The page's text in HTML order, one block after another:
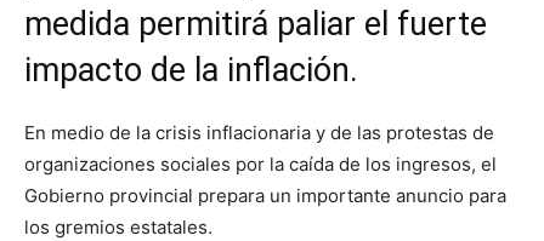
medida permitirá paliar el fuerte
impacto de la inflación.
En medio de la crisis inflacionaria y de las protestas de
organizaciones sociales por la caída de los ingresos, el
Gobierno provincial prepara un importante anuncio para
los gremios estatales.